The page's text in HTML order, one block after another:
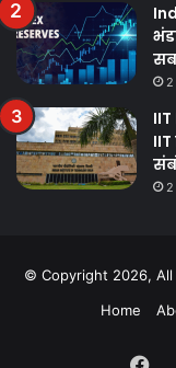
© Copyright 2026,
Home